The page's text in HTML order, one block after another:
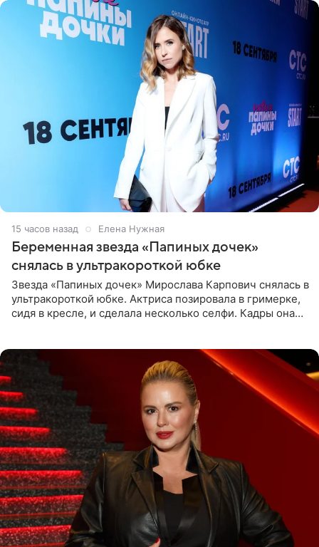
15 часов назад Елена Нужная
Беременная звезда «Папиных дочек»
снялась в ультракороткой юбке
Звезда «Папиных дочек» Мирослава Карпович снялась в
ультракороткой юбке. Актриса позировала в гримерке,
сидя в кресле, и сделала несколько селфи. Кадры она